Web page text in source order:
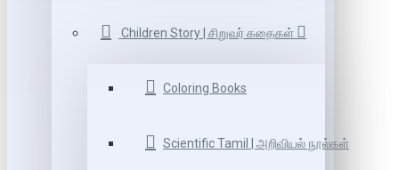
Children Story | சிறுவர் கதைகள்
Coloring Books
Scientific Tamil | அறிவியல் நூல்கள்